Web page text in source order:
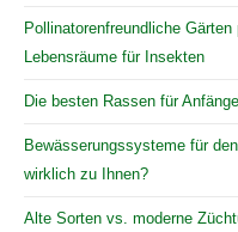
Pollinatorenfreundliche
Lebensräume für Insekten
Die besten Rassen für
Bewässerungssysteme für
wirklich zu Ihnen?
Alte Sorten vs. moderne